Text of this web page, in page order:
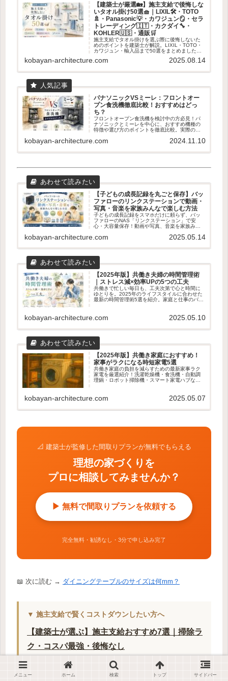
【建築士が厳選🏡】施主支給で後悔しな
いタオル掛け50選🧺｜LIXIL🛠・TOTO
🚿・Panasonic💡・カワジュン🪞・セラ
トレーディング🇮🇹・カクダイ🔧・
KOHLER🇺🇸・通販🛒
施主支給でタオル掛けを選ぶ際に後悔しないた
めのポイントを建築士が解説。LIXIL・TOTO・
カワジュン・輸入品まで50選をまとめました。
kobayan-architecture.com 2025.08.14
パナソニックVSミーレ：フロントオー
プン食洗機徹底比較！おすすめはどっ
ち？
フロントオープン食洗機を検討中の方必見！パ
ナソニックとミーレを中心に、おすすめ機種の
特徴や選び方のポイントを徹底比較。実際のユ
びをサポートします。容量、乾燥機能、使いや
kobayan-architecture.com 2024.11.10
【子どもの成長記録を丸ごと保存】バッ
ファローのリンクステーションで動画・
写真・音楽を家族みんなで楽しむ方法
子どもの成長記録をスマホだけに頼らず、バッ
ファローのNAS「リンクステーション」で安
心・大容量保存！動画や写真、音楽を家族みん
トをわかりやすく解説します。
kobayan-architecture.com 2025.05.14
【2025年版】共働き夫婦の時間管理術
｜ストレス減×効率UPの5つの工夫
共働きで忙しい毎日も、工夫次第で心と時間に
ゆとりを。2025年のライフスタイルに合わせた
最新の時間管理術5選を紹介。家庭と仕事のバラ
kobayan-architecture.com 2025.05.10
【2025年版】共働き家庭におすすめ！
家事がラクになる時短家電5選
共働き家庭の負担を減らすための最新家事ラク
家電を厳選紹介！洗濯乾燥機・食洗機・自動調
理鍋・ロボット掃除機・スマート家電ハブな
kobayan-architecture.com 2025.05.07
📐 建築士が監修した間取りプランが無料でもらえる
理想の家づくりを
プロに相談してみませんか？
▶ 無料で間取りプランを依頼する
完全無料・勧誘なし・3分で申し込み完了
📖 次に読む → ダイニングテーブルのサイズは何mm？
▼ 施主支給で賢くコストダウンしたい方へ
【建築士が選ぶ】施主支給おすすめ7選｜掃除ラ
ク・コスパ最強・後悔なし
建築士が本当に選ぶ照明｜後悔しない灯りの選
び方
メニュー ホーム 検索 トップ サイドバー